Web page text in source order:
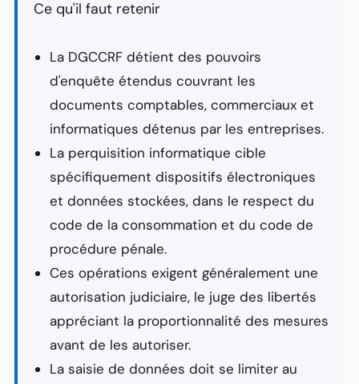
Ce qu'il faut retenir
La DGCCRFdétient des pouvoirs
d'enquête étendus couvrant les
documents comptables, commerciaux et
informatiques détenus par les entreprises.
La perquisition informatique cible
spécifiquement dispositifs électroniques
et données stockées, dans le respect du
code de la consommation et du code de
procédure pénale.
Ces opérations exigent généralement une
autorisation judiciaire, le juge des libertés
appréciant la proportionnalité des mesures
avant de les autoriser.
La saisie de données doit se limiter au